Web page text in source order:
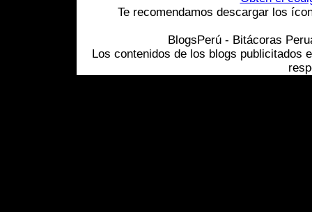
Te recomendamos descargar los
BlogsPerú - Bitácoras
Los contenidos de los blogs publicitados